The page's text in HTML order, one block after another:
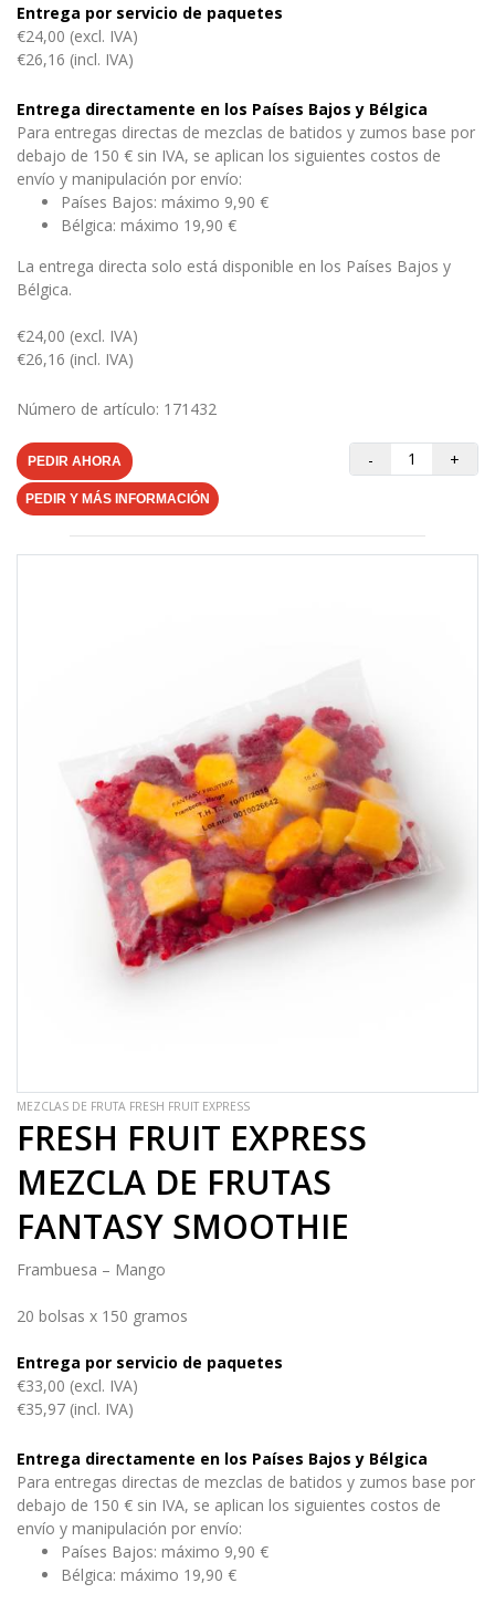
Entrega por servicio de paquetes
€24,00 (excl. IVA)
€26,16 (incl. IVA)
Entrega directamente en los Países Bajos y Bélgica
Para entregas directas de mezclas de batidos y zumos base por
debajo de 150 € sin IVA, se aplican los siguientes costos de
envío y manipulación por envío:
Países Bajos: máximo 9,90 €
Bélgica: máximo 19,90 €
La entrega directa solo está disponible en los Países Bajos y
Bélgica.
€24,00 (excl. IVA)
€26,16 (incl. IVA)
Número de artículo: 171432
PEDIR AHORA - +
PEDIR Y MÁS INFORMACIÓN
MEZCLAS DE FRUTA FRESH FRUIT EXPRESS
FRESH FRUIT EXPRESS
MEZCLA DE FRUTAS
FANTASY SMOOTHIE
Frambuesa – Mango
20 bolsas x 150 gramos
Entrega por servicio de paquetes
€33,00 (excl. IVA)
€35,97 (incl. IVA)
Entrega directamente en los Países Bajos y Bélgica
Para entregas directas de mezclas de batidos y zumos base por
debajo de 150 € sin IVA, se aplican los siguientes costos de
envío y manipulación por envío:
Países Bajos: máximo 9,90 €
Bélgica: máximo 19,90 €